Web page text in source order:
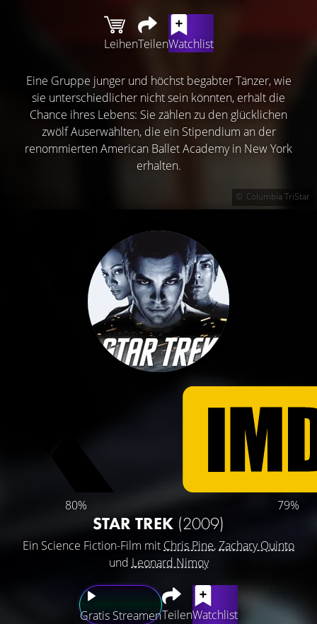
Columbia TriStar
LeihenTeilenWatchlist
Eine Gruppe junger und höchst begabter Tänzer, wie
sie unterschiedlicher nicht sein könnten, erhält die
Chance ihres Lebens: Sie zählen zu den glücklichen
zwölf Auserwählten, die ein Stipendium an der
renommierten American Ballet Academy in New York
erhalten.
80% 79%
STAR TREK (2009)
Ein Science Fiction-Film mit Chris Pine,Zachary Quinto
und Leonard Nimoy
Gratis StreamenTeilenWatchlist